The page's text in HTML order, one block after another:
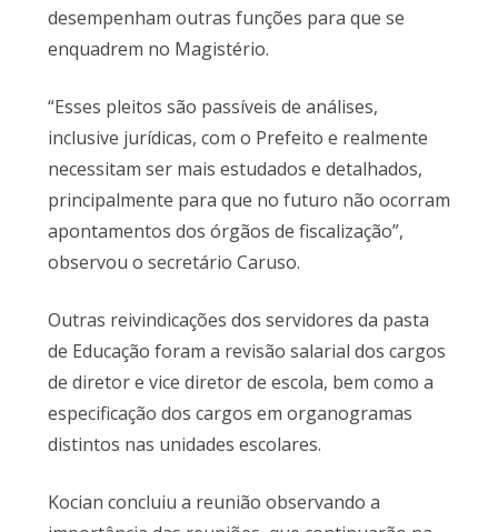
desempenham outras funções para que se
enquadrem no Magistério.
“Esses pleitos são passíveis de análises,
inclusive jurídicas, com o Prefeito e realmente
necessitam ser mais estudados e detalhados,
principalmente para que no futuro não ocorram
apontamentos dos órgãos de fiscalização”,
observou o secretário Caruso.
Outras reivindicações dos servidores da pasta
de Educação foram a revisão salarial dos cargos
de diretor e vice diretor de escola, bem como a
especificação dos cargos em organogramas
distintos nas unidades escolares.
Kocian concluiu a reunião observando a